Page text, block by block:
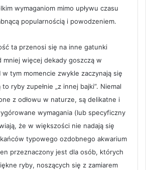
wymaganiom mimo upływu czasu
popularnością i powodzeniem.
ta przenosi się na inne gatunki
mniej więcej dekady goszczą w
w tym momencie zwykle zaczynają się
ryby zupełnie „z innej bajki”. Niemal
z odłowu w naturze, są delikatne i
wymagania (lub specyficzny
że w większości nie nadają się
typowego ozdobnego akwarium
przeznaczony jest dla osób, których
ryby, noszących się z zamiarem